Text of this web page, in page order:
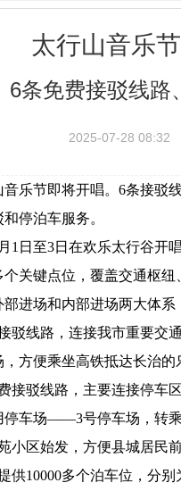
太行山音乐
6条免费接驳线路
2025-07-28 08:32
节即将开唱。6条接驳线
停泊车服务。
至3日在欢乐太行谷开
关键点位，覆盖交通枢
场和内部进场两大体系
驳线路，连接我市重要交
方便乘坐高铁抵达长治
接驳线路，主要连接停车
停车场——3号停车场，转
小区始发，方便县城居民
10000多个泊车位，分别